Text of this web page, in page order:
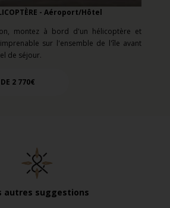
- Aéroport/Hôtel
montez à bord d'un hélicoptère et
sur l'ensemble de l'île avant
de séjour.
2 770€
autres suggestions